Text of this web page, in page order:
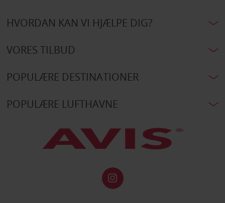
HVORDAN KAN VI HJÆLPE DIG?
VORES TILBUD
POPULÆRE DESTINATIONER
POPULÆRE LUFTHAVNE